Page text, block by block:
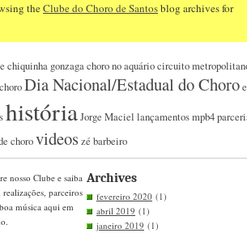
theClube do Choro de Santosblog archives for
chiquinha gonzagachoro no aquáriocircuito
Dia Nacional/Estadual do Choro
históriaJorge Maciel lançamentosmpb4
chorovideos zé barbeiro
nosso Clube e saiba
realizações, parceiros
música aqui em
Archives
fevereiro 2020 (1)
abril 2019 (1)
janeiro 2019 (1)